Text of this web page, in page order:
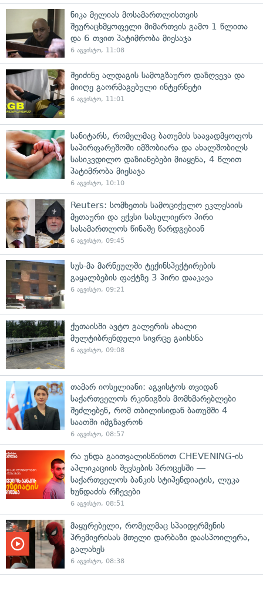
ნიკა მელიას მოსამართლისთვის
შეურაცხმყოფელი მიმართვის გამო 1 წლითა
და 6 თვით პატიმრობა მიესაჯა
6 აგვისტო, 11:08
შეიძინე ალდაგის სამოგზაურო დაზღვევა და
მიიღე გაორმაგებული ინტერნეტი
6 აგვისტო, 11:01
სანიტარს, რომელმაც ბათუმის საავადმყოფოს
საპირფარეშოში იმშობიარა და ახალშობილს
სასიკვდილო დაზიანებები მიაყენა, 4 წლით
პატიმრობა მიესაჯა
6 აგვისტო, 10:10
Reuters: სომხეთის სამოციქულო ეკლესიის
მეთაური და ექვსი სასულიერო პირი
სასამართლოს წინაშე წარდგებიან
6 აგვისტო, 09:45
სუს-მა მარნეულში ტექინსპექტირების
გაყალბების ფაქტზე 3 პირი დააკავა
6 აგვისტო, 09:21
ქუთაისში ავტო გალერის ახალი
მულტიბრენდული სივრცე გაიხსნა
6 აგვისტო, 09:08
თამარ იოსელიანი: აგვისტოს თვიდან
საქართველოს რკინიგზის მომხმარებლები
შეძლებენ, რომ თბილისიდან ბათუმში 4
საათში იმგზავრონ
6 აგვისტო, 08:57
რა უნდა გაითვალისწინოთ CHEVENING-ის
აპლიკაციის შევსების პროცესში —
საქართველოს ბანკის სტიპენდიატის, ლუკა
ხუნდაძის რჩევები
6 აგვისტო, 08:51
მაყურებელი, რომელმაც სპაიდერმენის
პრემიერისას მთელი დარბაზი დაასპოილერა,
გალახეს
6 აგვისტო, 08:38